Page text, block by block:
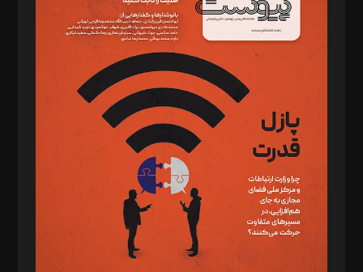
د‌بیر خدمت و تجارت: ابوالفضل رجبی
د‌بیر حقوق فناوری: حسام‌الدین ایپکچی
د‌بیر پیوست جهان: مینا پاکدل
د‌بیر تحریریه آنلاین: بابک نقاش
تحریریه‌: مجتبی محمود‌ی، آرش برهمند، یسنا امان‌پور، سروش کرمیان،
مصطفی مسجدی آرانی، ابوالفضل رجبی، زهرا فکرانه، فائزه فتحی
رستمی،مصطفی باستان
ویرایش: نگار استاد‌‌آقا
طراح یونیفرم: مجید توکلی
فیلمبرداری و عکاسی: امیر شفیعی، مانی لطفی زاده
گرافیک و صفحه‌آرایی: سید‌سبحان‌علی ثابت
مد‌یر توسعه تجاری: کامبیز برید‌